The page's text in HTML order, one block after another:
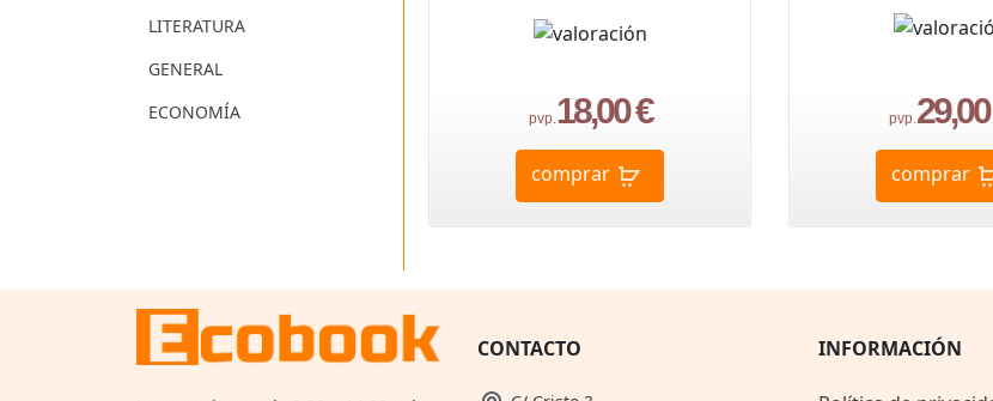
LITERATURA
GENERAL
ECONOMÍA
pvp.18,00 €
comprar
pvp.
comprar
CONTACTO INFORMACIÓN